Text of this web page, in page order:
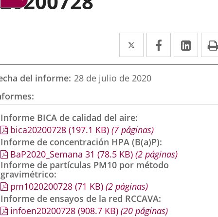
Twitter
Enlace
a
una
externa.
Facebook
Enlace
a
externa.
a
del informe 28 de julio de 2020
Informe BICA de calidad del aire
bica20200728 (197.1 KB) (7 páginas)
Informe de concentración HPA (B(a)P)
BaP2020_Semana 31 (78.5 KB) (2 páginas)
Informe de partículas PM10 por método
gravimétrico
pm1020200728 (71 KB) (2 páginas)
Informe de ensayos de la red RCCAVA
infoen20200728 (908.7 KB) (20 páginas)